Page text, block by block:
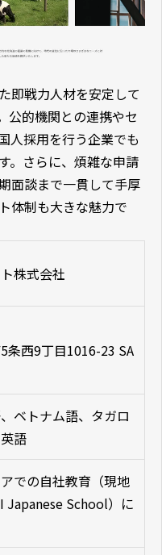
即戦力人材を安定して
公的機関との連携やセ
人採用を行う企業でも
。さらに、煩雑な申請
面談まで一貫して手厚
体制も大きな魅力で
株式会社
条西9丁目1016-23 SA
ベトナム語、タガロ
語
での自社教育（現地
Japanese School）に